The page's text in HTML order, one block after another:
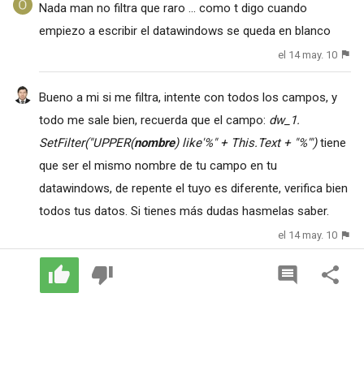
Nada man no filtra que raro ... como t digo cuando
empiezo a escribir el datawindows se queda en blanco
el 14 may. 10
Bueno a mi si me filtra, intente con todos los campos, y
todo me sale bien, recuerda que el campo: dw_1.
SetFilter("UPPER(nombre) like'%" + This.Text + "%'")tiene
que ser el mismo nombre de tu campo en tu
datawindows, de repente el tuyo es diferente, verifica bien
todos tus datos. Si tienes más dudas hasmelas saber.
el 14 may. 10